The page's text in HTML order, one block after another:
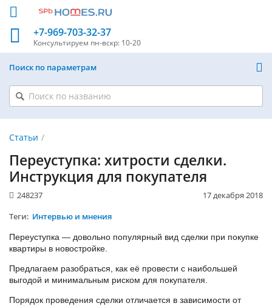
+7-969-703-32-37
Консультируем пн-вскр: 10-20
Поиск по параметрам
Статьи
Переуступка: хитрости сделки.
Инструкция для покупателя
17 декабря 2018
248237
Теги: Интервью и мнения
Переуступка — довольно популярный вид сделки при покупке
квартиры в новостройке.
Предлагаем разобраться, как её провести с наибольшей
выгодой и минимальным риском для покупателя.
Порядок проведения сделки отличается в зависимости от